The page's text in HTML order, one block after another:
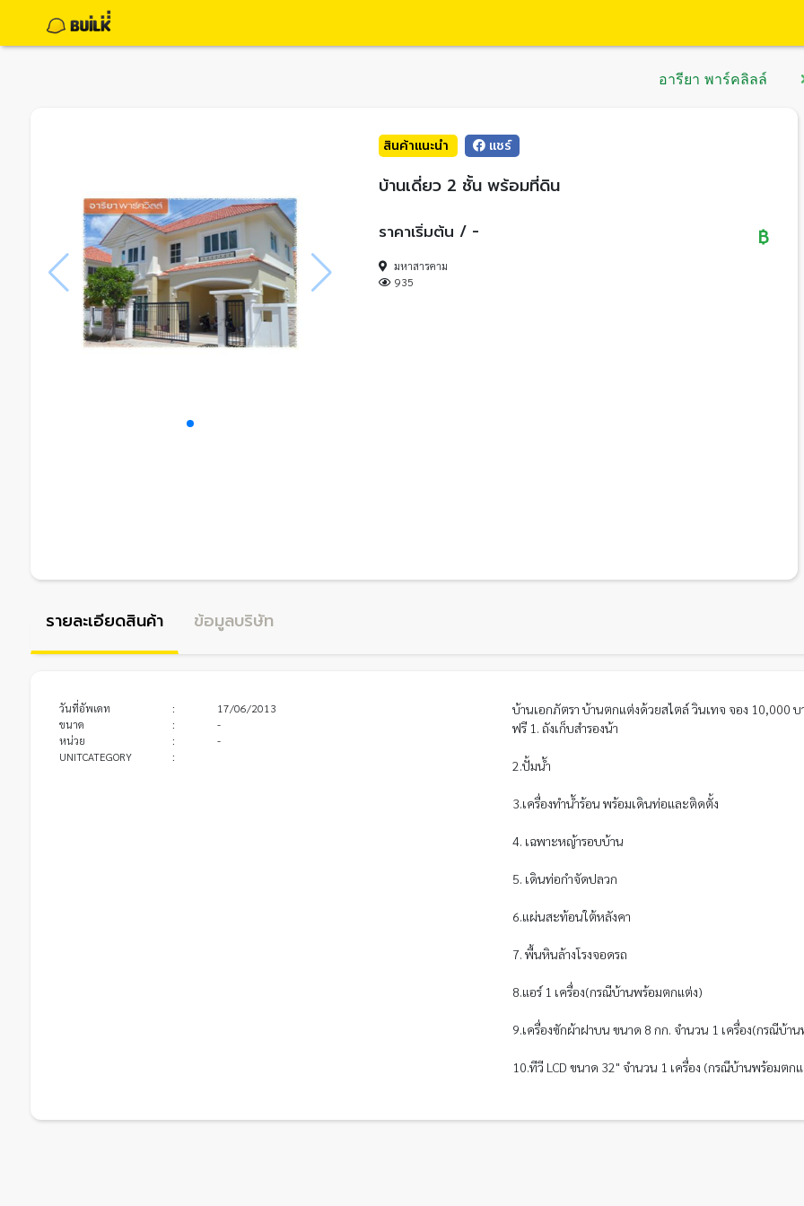
อารียา พาร์คลิลล์
สินค้าแนะนำ แชร์
บ้านเดี่ยว 2 ชั้น พร้อมที่ดิน
ราคาเริ่มต้น / - ฿
มหาสารคาม
935
รายละเอียดสินค้า ข้อมูลบริษัท
วันที่อัพเดท :
17/06/2013
ขนาด
:
-
หน่วย
:
-
UNITCATEGORY
:
บ้านเอกภัตรา บ้านตกแต่งด้วยสไตล์ วินเทจ จอง 10,000 บ
ฟรี 1. ถังเก็บสำรองน้า
2.ปั้มน้ำ
3.เครื่องทำน้ำร้อน พร้อมเดินท่อและติดตั้ง
4. เฉพาะหญ้ารอบบ้าน
5. เดินท่อกำจัดปลวก
6.แผ่นสะท้อนใต้หลังคา
7. พื้นหินล้างโรงจอดรถ
8.แอร์ 1 เครื่อง(กรณีบ้านพร้อมตกแต่ง)
9.เครื่องซักผ้าฝาบน ขนาด 8 กก. จำนวน 1 เครื่อง(กรณีบ้า
10.ทีวี LCD ขนาด 32" จำนวน 1 เครื่อง (กรณีบ้านพร้อมตก